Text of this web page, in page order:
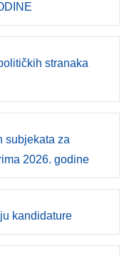
stranaka
subjekata za
2026. godine
kandidature